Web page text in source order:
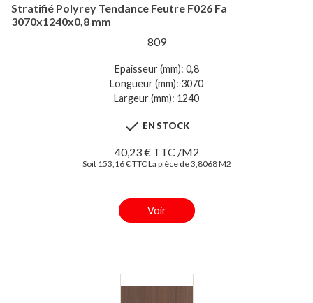
Stratifié Polyrey Tendance Feutre F026 Fa
3070x1240x0,8 mm
809
Epaisseur (mm): 0,8
Longueur (mm): 3070
Largeur (mm): 1240
 EN STOCK
40,23 € TTC /M2
Soit 153,16 € TTC La pièce de 3,8068 M2
Voir